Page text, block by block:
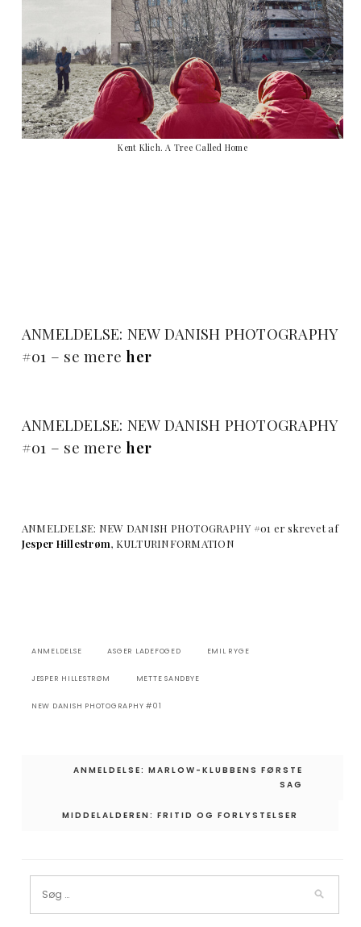
Kent Klich. A Tree Called Home
ANMELDELSE: NEW DANISH PHOTOGRAPHY
#01 – se mereher
ANMELDELSE: NEW DANISH PHOTOGRAPHY
#01 – se mereher
ANMELDELSE: NEW DANISH PHOTOGRAPHY #01 er skrevet af
Jesper Hillestrøm, KULTURINFORMATION
ANMELDELSE ASGER LADEFOGED EMIL RYGE
JESPER HILLESTRØM METTE SANDBYE
NEW DANISH PHOTOGRAPHY #01
Indlægsnavigation
ANMELDELSE: MARLOW-KLUBBENS FØRSTE
SAG
MIDDELALDEREN: FRITID OG FORLYSTELSER